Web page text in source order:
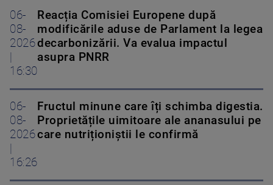
06-
08-
2026
16:30
Reacția Comisiei Europene după
modificările aduse de Parlament la legea
decarbonizării. Va evalua impactul
asupra PNRR
06-
08-
2026
16:26
Fructul minune care îți schimba digestia.
Proprietățile uimitoare ale ananasului pe
care nutriționiștii le confirmă